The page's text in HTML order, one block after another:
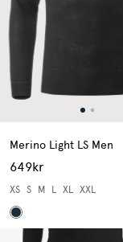
Merino Light LS Men
649kr
XS S M L XL XXL